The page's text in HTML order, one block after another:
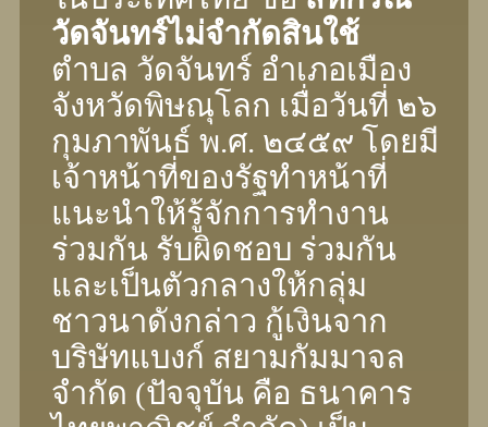
วัดจันทร์ไม่จํากัดสินใช้
ตําบล วัดจันทร์ อําเภอเมือง
จังหวัดพิษณุโลก เมื่อวันที่ ๒๖
กุมภาพันธ์ พ.ศ. ๒๔๕๙ โดยมี
เจ้าหน้าที่ของรัฐทําหน้าที่
แนะนําให้รู้จักการทํางาน
ร่วมกัน รับผิดชอบ ร่วมกัน
และเป็นตัวกลางให้กลุ่ม
ชาวนาดังกล่าว กู้เงินจาก
บริษัทแบงก์ สยามกัมมาจล
จํากัด (ปัจจุบัน คือ ธนาคาร